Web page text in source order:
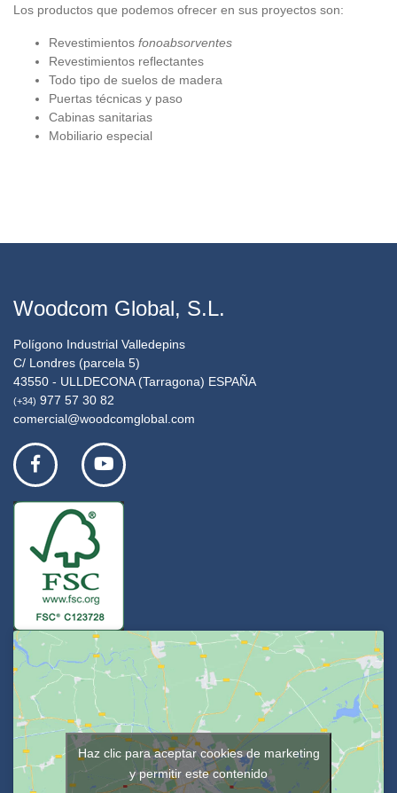
Los productos que podemos ofrecer en sus proyectos son:
Revestimientos fonoabsorventes
Revestimientos reflectantes
Todo tipo de suelos de madera
Puertas técnicas y paso
Cabinas sanitarias
Mobiliario especial
Woodcom Global, S.L.
Polígono Industrial Valledepins
C/ Londres (parcela 5)
43550 - ULLDECONA (Tarragona) ESPAÑA
(+34) 977 57 30 82
comercial@woodcomglobal.com
Haz clic para aceptar cookies de marketing
y permitir este contenido